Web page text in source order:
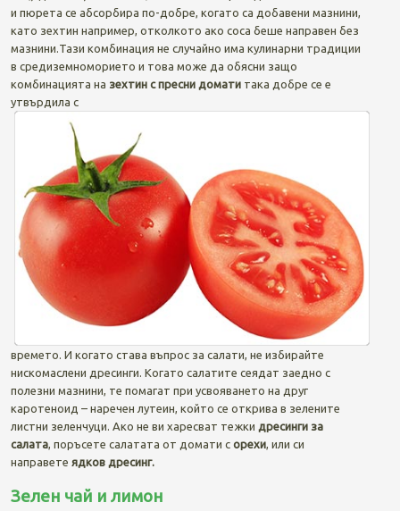
и пюрета се абсорбира по-добре, когато са добавени мазнини,
като зехтин например, отколкото ако соса беше направен без
мазнини.Тази комбинация не случайно има кулинарни традиции
в средиземноморието и това може да обясни защо
комбинацията на зехтин с пресни доматитака добре се е
утвърдила с
времето. И когато става въпрос за салати, не избирайте
нискомаслени дресинги. Когато салатите сеядат заедно с
полезни мазнини, те помагат при усвояването на друг
каротеноид – наречен лутеин, който се открива в зелените
листни зеленчуци. Ако не ви харесват тежки дресинги за
салата, поръсете салатата от домати с орехи, или си
направете ядков дресинг.
Зелен чай и лимон